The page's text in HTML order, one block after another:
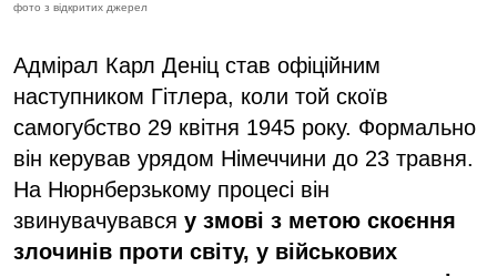
фото з відкритих джерел
Адмірал Карл Деніц став офіційним
наступником Гітлера, коли той скоїв
самогубство 29 квітня 1945 року. Формально
він керував урядом Німеччини до 23 травня.
На Нюрнберзькому процесі він
звинувачувався у змові з метою скоєння
злочинів проти світу, у військових